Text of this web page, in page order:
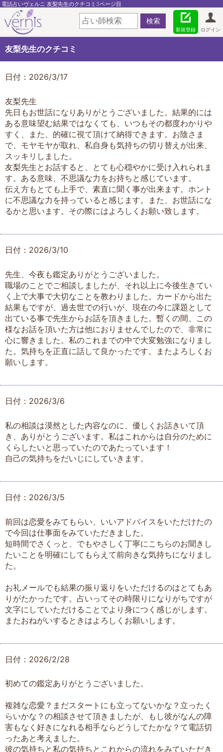
電話占いヴェルニ 友梨先生のクチコミ3ページ目
ログイン
新規登録
友梨先生のクチコミ
日付：2026/3/17
友梨先生
先日もお世話になりありがとうございました。結果的には
ある意味望む結果ではなくても、いつもその都度わかりや
すく、また、的確に視て頂けて納得できます。お陰さま
で、モヤモヤが取れ、私自身も気持ちの切り替えが出来、
スッキリしました。
友梨先生とお話すると、とても心穏やかに受け入れられま
す。ある意味、不思議な力をお持ちと感じています。
伝え方もとても上手で、素直に聞く事が出来ます。ホント
に不思議な力を持っていると感じます。また、お世話にな
るかと思います。その際にはよろしくお願い致します。
日付：2026/3/10
先生、今夜も鑑定ありがとうございました。
職場のことでご相談しましたが、それ以上に今後生きてい
く上で大事で大切なことを教わりました。カードから出た
結果もですが、過去世での行いが、現在の今に課題として
出ている事で先生からお話を頂きました。暫くの間、この
様なお話を頂いた方は他におりませんでしたので、非常に
心に響きました。私のこれまでの中で大変勉強になりまし
た。気持ちを正直に話して良かったです。またよろしくお
願いします。
日付：2026/3/6
私の相談は漠然とした内容なのに、優しくお話きいて頂
き、ありがとうございます。私はこれからは自分のために
くらしたいと思っていたのであたっています！
自己の気持ちをだいじにしていきます。
日付：2026/3/5
前回は恋愛をみてもらい、いいアドバイスをいただけたの
で今回は仕事面をみていただきました。
短時間でさくっと、でもやさしく丁寧にこちらのお聞きし
たいことを明確にしてもらえて前向きな気持ちになりまし
た。
お礼メールでも結果の振り返りをいただけるのはとてもあ
りがたかったです。占いってその時限りになりがちですが
文字にしていただけることでより身につく感じがします。
またおねがいするときはよろしくお願いします。
日付：2026/2/28
初めての鑑定ありがとうございました。
複雑な恋愛？まだスタートにも立ってないかな？立ったく
らいかな？の相談させて頂きましたが、もし彼がなんの障
害もなく好きになれる相手ならどうしてたかな？て電話切
ったあと考えました。
彼の気持ちと私の気持ちとこれからの流れをみていただき